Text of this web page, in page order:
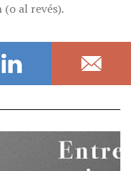
al revés).